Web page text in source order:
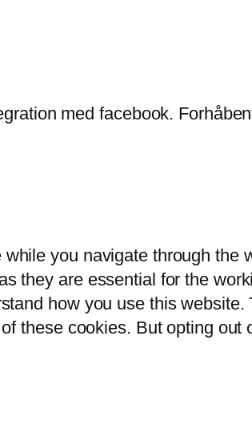
med facebook.
you navigate through the
they are essential for the
how you use this
these cookies. But opting